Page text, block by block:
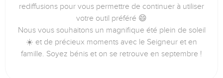
rediffusions pour vous permettre de continuer à utiliser
votre outil préféré 😄
Nous vous souhaitons un magnifique été plein de soleil
☀️ et de précieux moments avec le Seigneur et en
famille. Soyez bénis et on se retrouve en septembre !